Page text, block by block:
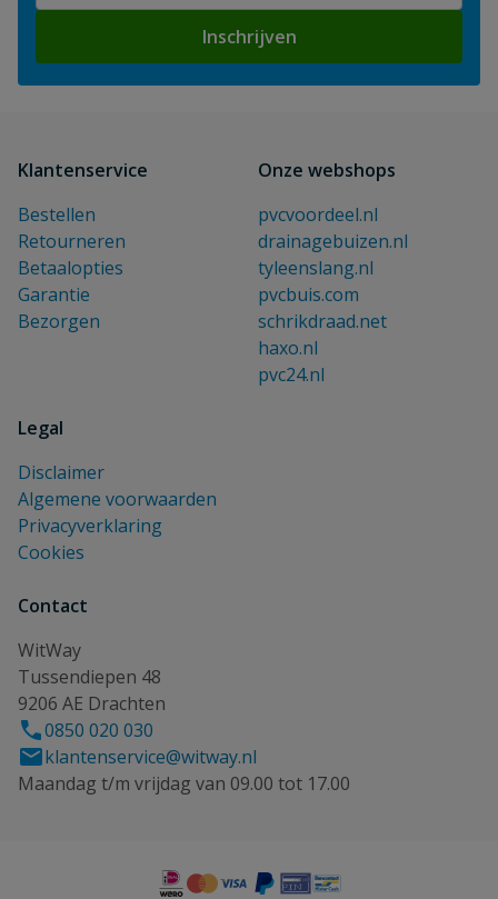
Inschrijven
Klantenservice
Bestellen
Retourneren
Betaalopties
Garantie
Bezorgen
Onze webshops
pvcvoordeel.nl
drainagebuizen.nl
tyleenslang.nl
pvcbuis.com
schrikdraad.net
haxo.nl
pvc24.nl
Legal
Disclaimer
Algemene voorwaarden
Privacyverklaring
Cookies
Contact
WitWay
Tussendiepen 48
9206 AE Drachten
0850 020 030
klantenservice@witway.nl
Maandag t/m vrijdag van 09.00 tot 17.00